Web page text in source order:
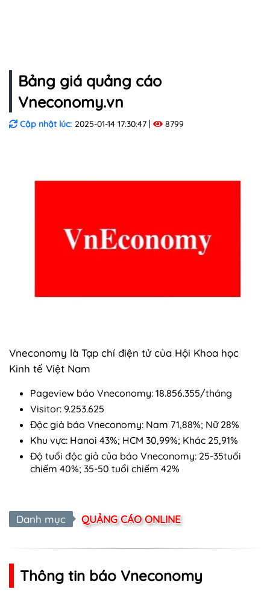
Bảng giá quảng cáo
Vneconomy.vn
Cập nhật lúc: 2025-01-14 17:30:47 8799
Vneconomy là Tạp chí điện tử của Hội Khoa học
Kinh tế Việt Nam
Pageview báo Vneconomy: 18.856.355/tháng
Visitor: 9.253.625
Độc giả báo Vneconomy: Nam 71,88%; Nữ 28%
Khu vực: Hanoi 43%; HCM 30,99%; Khác 25,91%
Độ tuổi độc giả của báo Vneconomy: 25-35tuổi
chiếm 40%; 35-50 tuổi chiếm 42%
Danh mục QUẢNG CÁO ONLINE
Thông tin báo Vneconomy